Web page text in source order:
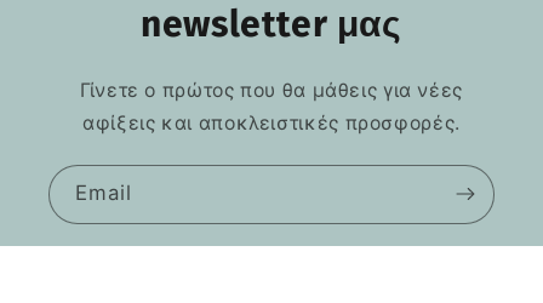
newsletter μας
Γίνετε ο πρώτος που θα μάθεις για νέες
αφίξεις και αποκλειστικές προσφορές.
Email